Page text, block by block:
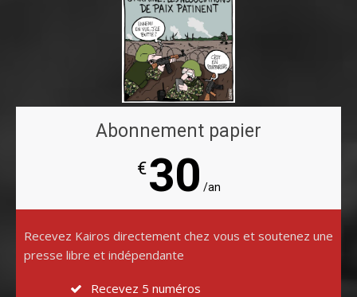
Abonnement papier
€30 /an
Recevez Kairos directement chez vous et soutenez une
presse libre et indépendante
Recevez 5 numéros